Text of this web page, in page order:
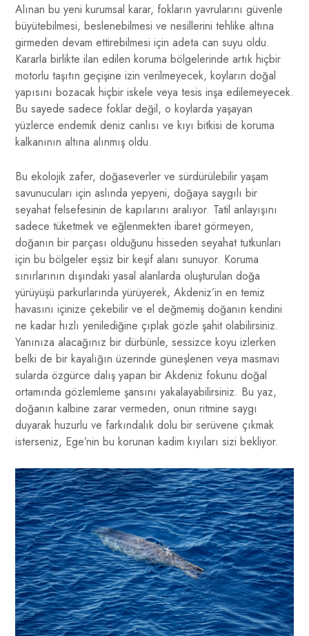
Alınan bu yeni kurumsal karar, fokların yavrularını güvenle
büyütebilmesi, beslenebilmesi ve nesillerini tehlike altına
girmeden devam ettirebilmesi için adeta can suyu oldu.
Kararla birlikte ilan edilen koruma bölgelerinde artık hiçbir
motorlu taşıtın geçişine izin verilmeyecek, koyların doğal
yapısını bozacak hiçbir iskele veya tesis inşa edilemeyecek.
Bu sayede sadece foklar değil, o koylarda yaşayan
yüzlerce endemik deniz canlısı ve kıyı bitkisi de koruma
kalkanının altına alınmış oldu.
Bu ekolojik zafer, doğaseverler ve sürdürülebilir yaşam
savunucuları için aslında yepyeni, doğaya saygılı bir
seyahat felsefesinin de kapılarını aralıyor. Tatil anlayışını
sadece tüketmek ve eğlenmekten ibaret görmeyen,
doğanın bir parçası olduğunu hisseden seyahat tutkunları
için bu bölgeler eşsiz bir keşif alanı sunuyor. Koruma
sınırlarının dışındaki yasal alanlarda oluşturulan doğa
yürüyüşü parkurlarında yürüyerek, Akdeniz’in en temiz
havasını içinize çekebilir ve el değmemiş doğanın kendini
ne kadar hızlı yenilediğine çıplak gözle şahit olabilirsiniz.
Yanınıza alacağınız bir dürbünle, sessizce koyu izlerken
belki de bir kayalığın üzerinde güneşlenen veya masmavi
sularda özgürce dalış yapan bir Akdeniz fokunu doğal
ortamında gözlemleme şansını yakalayabilirsiniz. Bu yaz,
doğanın kalbine zarar vermeden, onun ritmine saygı
duyarak huzurlu ve farkındalık dolu bir serüvene çıkmak
isterseniz, Ege’nin bu korunan kadim kıyıları sizi bekliyor.